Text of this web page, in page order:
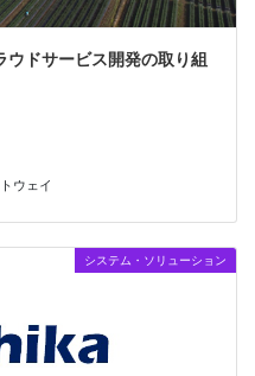
ドサービス開発の取り組
ウェイ
システム・ソリューション